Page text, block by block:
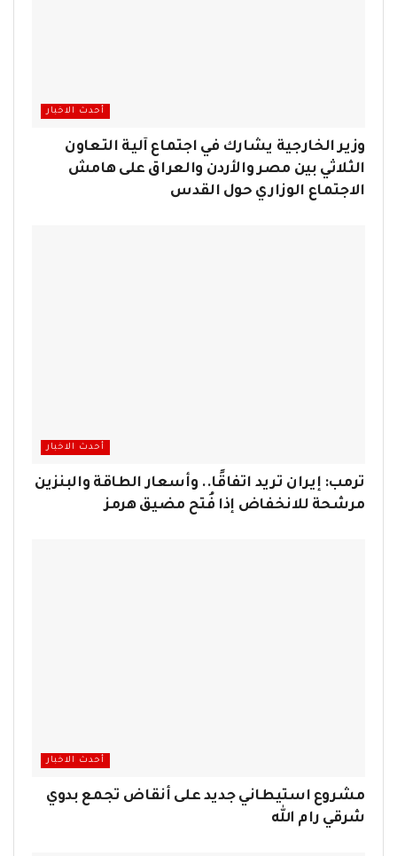
أحدث الاخبار
وزير الخارجية يشارك في اجتماع آلية التعاون
الثلاثي بين مصر والأردن والعراق على هامش
الاجتماع الوزاري حول القدس
أحدث الاخبار
ترمب: إيران تريد اتفاقًا.. وأسعار الطاقة والبنزين
مرشحة للانخفاض إذا فُتح مضيق هرمز
أحدث الاخبار
مشروع استيطاني جديد على أنقاض تجمع بدوي
شرقي رام الله